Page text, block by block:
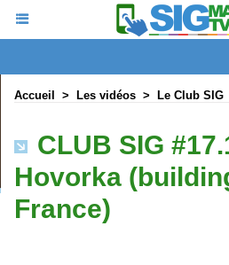
Accueil > Les vidéos > Le Club SIG
CLUB SIG
Hovorka
France)